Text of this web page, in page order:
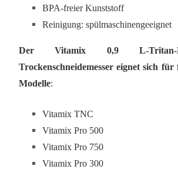
BPA-freier Kunststoff
Reinigung: spülmaschinengeeignet
Der Vitamix 0,9 L-Tritan-
Trockenschneidemesser eignet sich
Modelle:
Vitamix TNC
Vitamix Pro 500
Vitamix Pro 750
Vitamix Pro 300